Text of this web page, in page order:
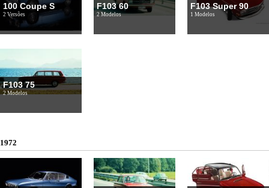
100 Coupe S
2 Versões
F103 60
2 Modelos
F103 Super 90
1 Modelos
F103 75
2 Modelos
1972